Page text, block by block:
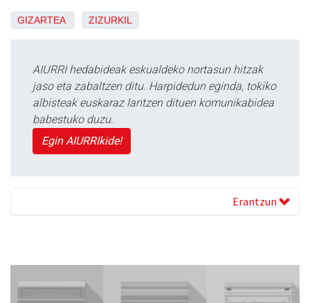
GIZARTEA ZIZURKIL
AIURRI hedabideak eskualdeko nortasun hitzak
jaso eta zabaltzen ditu. Harpidedun eginda, tokiko
albisteak euskaraz lantzen dituen komunikabidea
babestuko duzu.
Egin AIURRIkide!
Erantzun